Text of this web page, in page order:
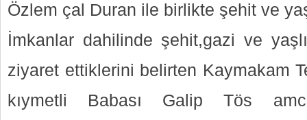
Özlem çal Duran ile birlikte şehit ve
İmkanlar dahilinde şehit,gazi ve
ziyaret ettiklerini belirten Kaymakam
kıymetli Babası Galip Tös